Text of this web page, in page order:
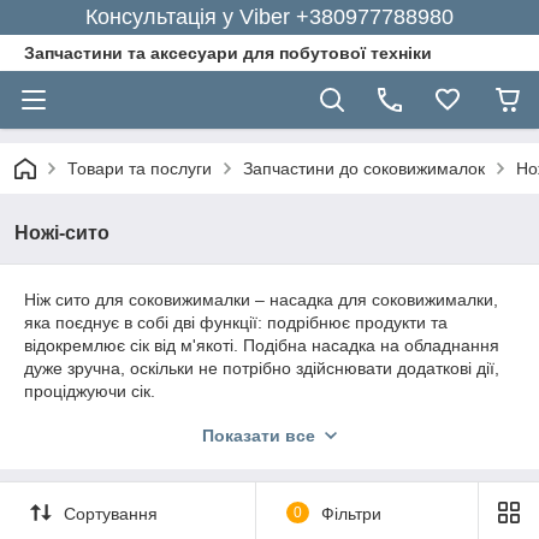
Консультація у Viber +380977788980
Запчастини та аксесуари для побутової техніки
Товари та послуги Запчастини до соковижималок
Ножі-сито
Ніж сито для соковижималки – насадка для соковижималки,
яка поєднує в собі дві функції: подрібнює продукти та
відокремлює сік від м'якоті. Подібна насадка на обладнання
дуже зручна, оскільки не потрібно здійснювати додаткові дії,
проціджуючи сік.
насадкою, краще звернутися за допомогою до фахівців.
питань.
Показати все
Сортування 0 Фільтри